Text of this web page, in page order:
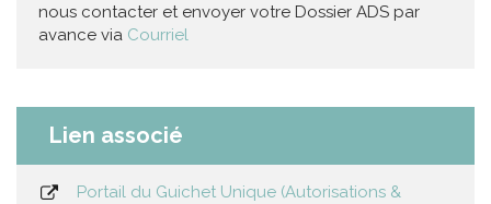
nous contacter et envoyer votre Dossier ADS par
avance via Courriel
Lien associé
Portail du Guichet Unique (Autorisations &